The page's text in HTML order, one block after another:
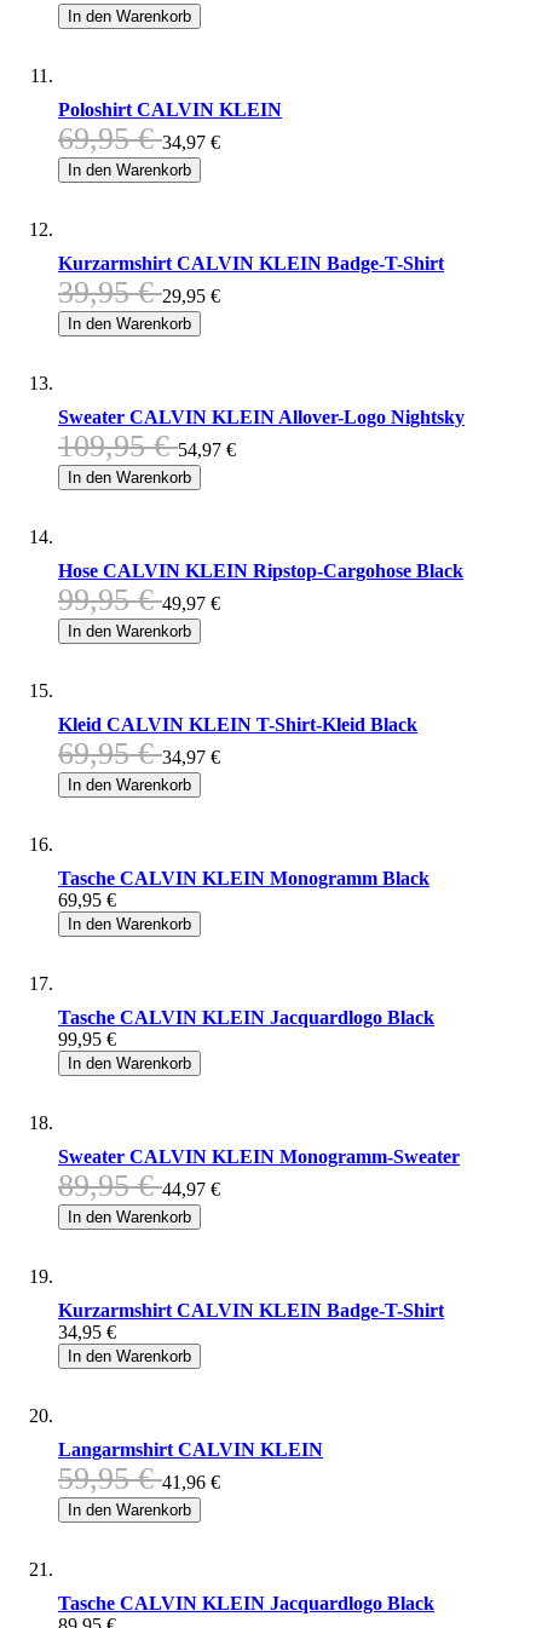
In den Warenkorb
Poloshirt CALVIN KLEIN
69,95 € 34,97 €
In den Warenkorb
Kurzarmshirt CALVIN KLEIN Badge-T-Shirt
39,95 € 29,95 €
In den Warenkorb
Sweater CALVIN KLEIN Allover-Logo Nightsky
109,95 € 54,97 €
In den Warenkorb
Hose CALVIN KLEIN Ripstop-Cargohose Black
99,95 € 49,97 €
In den Warenkorb
Kleid CALVIN KLEIN T-Shirt-Kleid Black
69,95 € 34,97 €
In den Warenkorb
Tasche CALVIN KLEIN Monogramm Black
69,95 €
In den Warenkorb
Tasche CALVIN KLEIN Jacquardlogo Black
99,95 €
In den Warenkorb
Sweater CALVIN KLEIN Monogramm-Sweater
89,95 € 44,97 €
In den Warenkorb
Kurzarmshirt CALVIN KLEIN Badge-T-Shirt
34,95 €
In den Warenkorb
Langarmshirt CALVIN KLEIN
59,95 € 41,96 €
In den Warenkorb
Tasche CALVIN KLEIN Jacquardlogo Black